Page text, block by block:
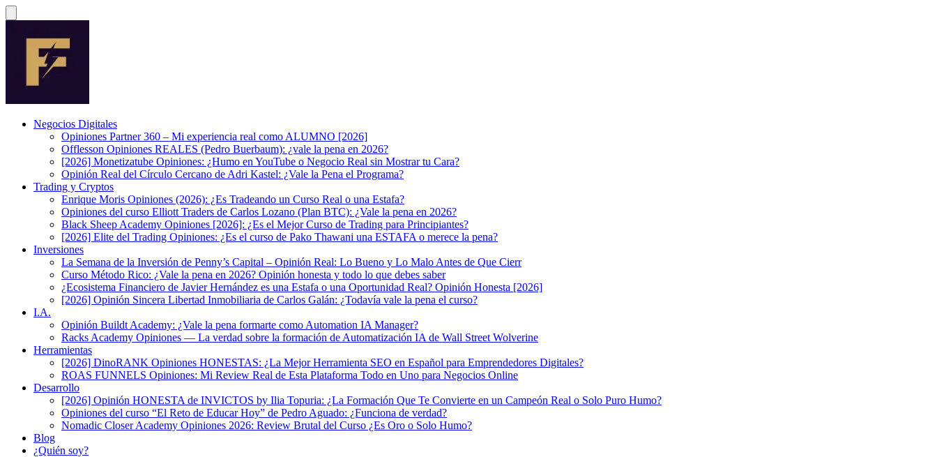
Negocios Digitales
Opiniones Partner 360 – Mi experiencia real como ALUMNO [2026]
Offlesson Opiniones REALES (Pedro Buerbaum): ¿vale la pena en 2026?
[2026] Monetizatube Opiniones: ¿Humo en YouTube o Negocio Real sin Mostrar tu Cara?
Opinión Real del Círculo Cercano de Adri Kastel: ¿Vale la Pena el Programa?
Trading y Cryptos
Enrique Moris Opiniones (2026): ¿Es Tradeando un Curso Real o una Estafa?
Opiniones del curso Elliott Traders de Carlos Lozano (Plan BTC): ¿Vale la pena en 2026?
Black Sheep Academy Opiniones [2026]: ¿Es el Mejor Curso de Trading para Principiantes?
[2026] Elite del Trading Opiniones: ¿Es el curso de Pako Thawani una ESTAFA o merece la pena?
Inversiones
La Semana de la Inversión de Penny’s Capital – Opinión Real: Lo Bueno y Lo Malo Antes de Que Cierr
Curso Método Rico: ¿Vale la pena en 2026? Opinión honesta y todo lo que debes saber
¿Ecosistema Financiero de Javier Hernández es una Estafa o una Oportunidad Real? Opinión Honesta [2026]
[2026] Opinión Sincera Libertad Inmobiliaria de Carlos Galán: ¿Todavía vale la pena el curso?
I.A.
Opinión Buildt Academy: ¿Vale la pena formarte como Automation IA Manager?
Racks Academy Opiniones — La verdad sobre la formación de Automatización IA de Wall Street Wolverine
Herramientas
[2026] DinoRANK Opiniones HONESTAS: ¿La Mejor Herramienta SEO en Español para Emprendedores Digitales?
ROAS FUNNELS Opiniones: Mi Review Real de Esta Plataforma Todo en Uno para Negocios Online
Desarrollo
[2026] Opinión HONESTA de INVICTOS by Ilia Topuria: ¿La Formación Que Te Convierte en un Campeón Real o Solo Puro Humo?
Opiniones del curso “El Reto de Educar Hoy” de Pedro Aguado: ¿Funciona de verdad?
Nomadic Closer Academy Opiniones 2026: Review Brutal del Curso ¿Es Oro o Solo Humo?
Blog
¿Quién soy?